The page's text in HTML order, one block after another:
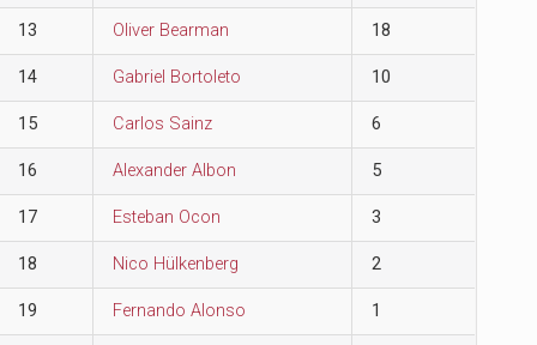
13 Oliver Bearman 18
14 Gabriel Bortoleto 10
15 Carlos Sainz 6
16 Alexander Albon 5
17 Esteban Ocon 3
18 Nico Hülkenberg 2
19 Fernando Alonso 1